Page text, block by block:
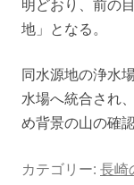
明どおり、前の
地」となる。
同水源地の浄水
水場へ統合され
め背景の山の確
カテゴリー: 長崎